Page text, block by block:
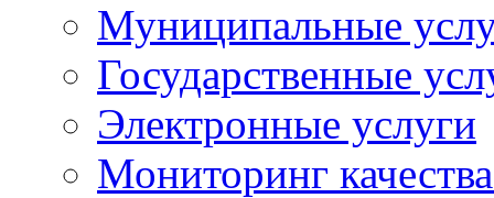
Муниципальные
Государственные
Электронные услуги
Мониторинг